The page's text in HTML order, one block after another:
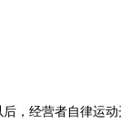
，经营者自律运